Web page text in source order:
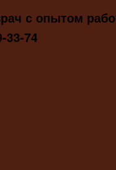
с опытом
33-74